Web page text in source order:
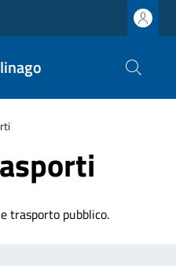
trasporto pubblico.